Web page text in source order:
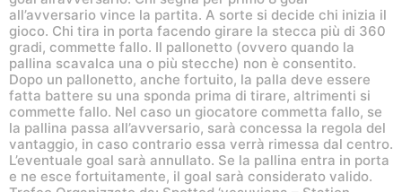
all’avversario vince la partita. A sorte si decide chi inizia il
gioco. Chi tira in porta facendo girare la stecca più di 360
gradi, commette fallo. Il pallonetto (ovvero quando la
pallina scavalca una o più stecche) non è consentito.
Dopo un pallonetto, anche fortuito, la palla deve essere
fatta battere su una sponda prima di tirare, altrimenti si
commette fallo. Nel caso un giocatore commetta fallo, se
la pallina passa all’avversario, sarà concessa la regola del
vantaggio, in caso contrario essa verrà rimessa dal centro.
L’eventuale goal sarà annullato. Se la pallina entra in porta
e ne esce fortuitamente, il goal sarà considerato valido.